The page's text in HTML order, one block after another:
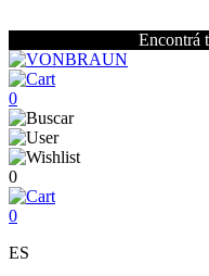
Encontrá
0
0
0
ES